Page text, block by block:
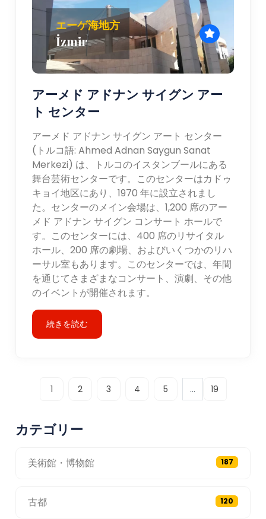
エーゲ海地方
İzmir
アーメド アドナン サイグン アー
ト センター
アーメド アドナン サイグン アート センター
(トルコ語: Ahmed Adnan Saygun Sanat
Merkezi) は、トルコのイスタンブールにある
舞台芸術センターです。このセンターはカドゥ
キョイ地区にあり、1970 年に設立されまし
た。センターのメイン会場は、1,200 席のアー
メド アドナン サイグン コンサート ホールで
す。このセンターには、400 席のリサイタル
ホール、200 席の劇場、およびいくつかのリハ
ーサル室もあります。このセンターでは、年間
を通じてさまざまなコンサート、演劇、その他
のイベントが開催されます。
続きを読む
1 2 3 4 5 ... 19
カテゴリー
美術館・博物館 187
古都 120